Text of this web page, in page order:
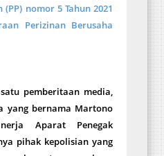
nomor 5 Tahun 2021
Perizinan Berusaha
pemberitaan media,
yang bernama Martono
Aparat Penegak
pihak kepolisian yang